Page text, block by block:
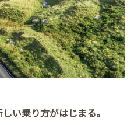
い乗り方がはじまる。